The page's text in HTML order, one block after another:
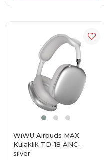
WiWU Airbuds MAX
Kulaklık TD-18 ANC-
silver